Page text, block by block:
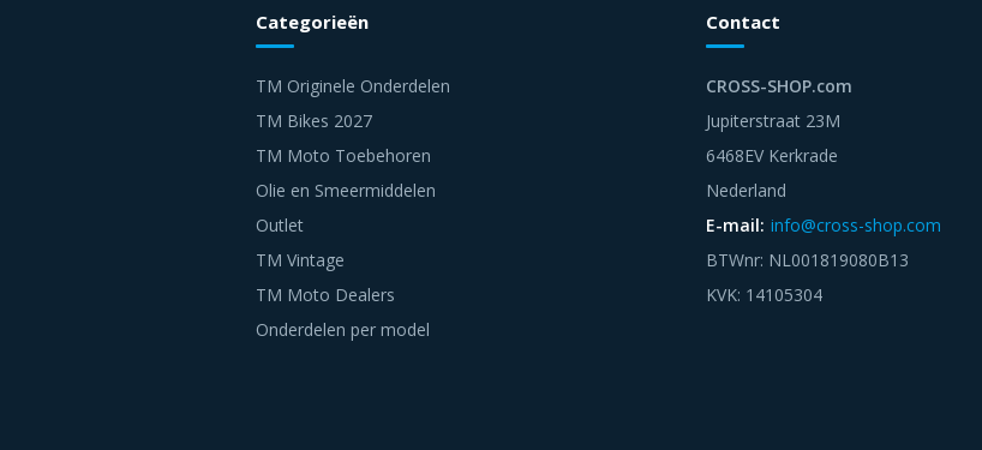
Categorieën
TM Originele Onderdelen
TM Bikes 2027
TM Moto Toebehoren
Olie en Smeermiddelen
Outlet
TM Vintage
TM Moto Dealers
Onderdelen per model
Contact
CROSS-SHOP.com
Jupiterstraat 23M
6468EV Kerkrade
Nederland
E-mail: info@cross-shop.com
BTWnr: NL001819080B13
KVK: 14105304